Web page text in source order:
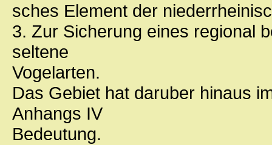
sches Element der
3. Zur Sicherung eines regional
seltene
Vogelarten.
Das Gebiet hat daruber hinaus
Anhangs IV
Bedeutung.